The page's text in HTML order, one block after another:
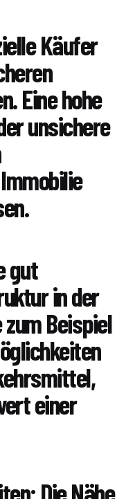
Käufer
Eine hohe
unsichere
gut
in der
Beispiel
einer